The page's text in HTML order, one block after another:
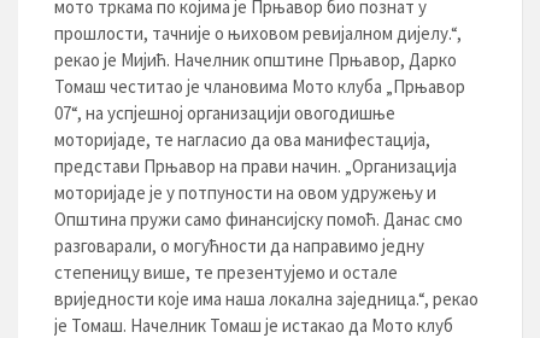
мото тркама по којима је Прњавор био познат у
прошлости, тачније о њиховом ревијалном дијелу.“,
рекао је Мијић. Начелник општине Прњавор, Дарко
Томаш честитао је члановима Мото клуба „Прњавор
07“, на успјешној организацији овогодишње
моторијаде, те нагласио да ова манифестација,
представи Прњавор на прави начин. „Организација
моторијаде је у потпуности на овом удружењу и
Општина пружи само финансијску помоћ. Данас смо
разговарали, о могућности да направимо једну
степеницу више, те презентујемо и остале
вриједности које има наша локална заједница.“, рекао
је Томаш. Начелник Томаш је истакао да Мото клуб